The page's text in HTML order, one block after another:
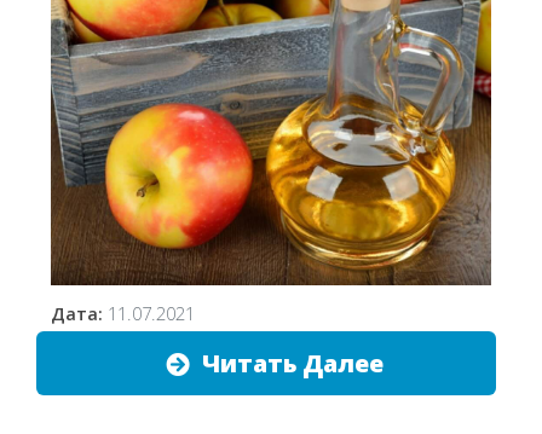
Дата: 11.07.2021
Читать Далее